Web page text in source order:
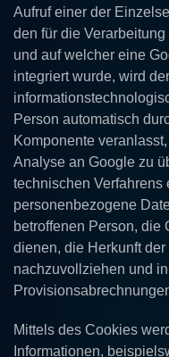
Aufruf einer der
den für die
und auf welcher eine
integriert wurde, wird
Person automatisch
Komponente
Analyse an Google zu
technischen Verfahrens
personenbezogene
betroffenen Person, die
dienen, die Herkunft
nachzuvollziehen und
Mittels des Cookies
Informationen,